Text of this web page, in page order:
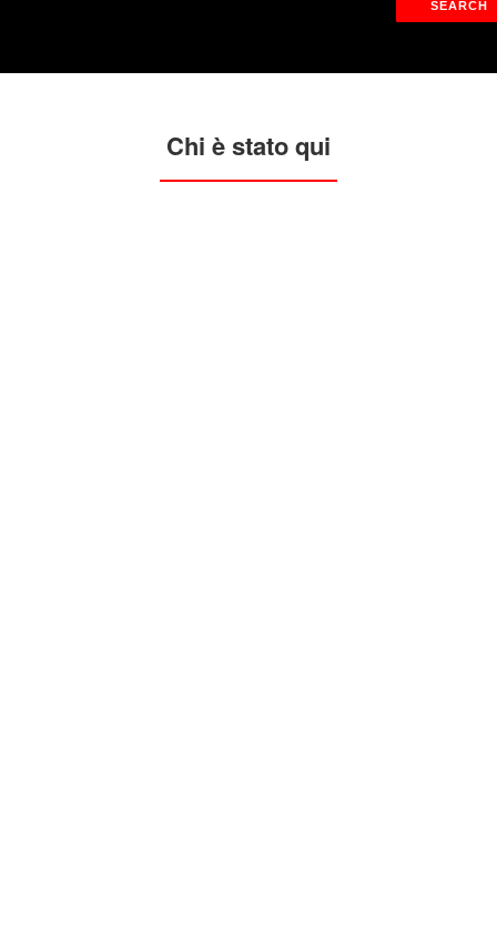
Chi è stato qui